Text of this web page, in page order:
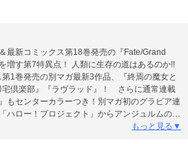
最新コミックス第18巻発売の『Fate/Grand
す第7特異点！ 人類に生存の道はあるのか!!
1巻発売の別マガ最新3作品、『終焉の魔女と
宅倶楽部』『ラヴラッド』！ さらに通常連載
もセンターカラーつき！別マガ初のグラビア連
ハロー！プロジェクト」からアンジュルムの橋
ーカラーの最新3作品とのコラボグラビア＆漫
もっと見る▼